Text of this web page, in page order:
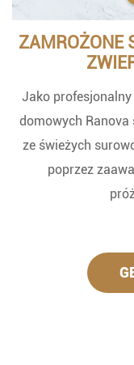
ZAMROŻONE
Jako
domowych
ze świeżych
poprzez